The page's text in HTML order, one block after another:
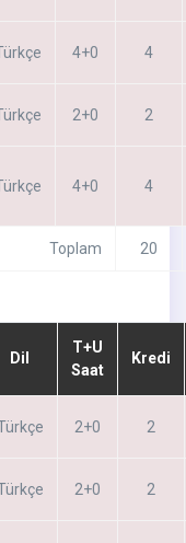
4+0 4
2+0 2
4+0 4
Toplam 20
Dil
T+U
Saat
Kredi
2+0 2
2+0 2